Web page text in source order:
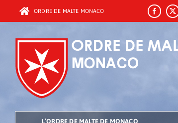
Passer
ORDRE DE MALTE MONACO
L’ORDRE DE MALTE DE MONACO